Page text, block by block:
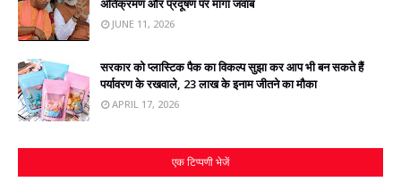
अतिक्रमण और प्रदूषण पर मांगा जवाब
JUNE 11, 2026
सरकार को प्‍लास्टिक पैक का विकल्‍प सुझा कर आप भी बन सकते हैं
पर्यावरण के रखवाले, 23 लाख के इनाम जीतने का मौका
APRIL 17, 2026
एक टिप्पणी भेजें